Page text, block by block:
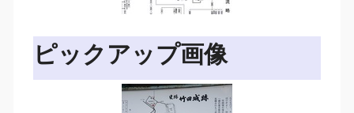
ピックアップ画像